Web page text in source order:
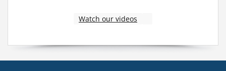
Watch our videos